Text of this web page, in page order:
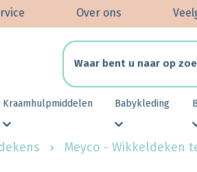
Over ons
Kraamhulpmiddelen Babykleding
Meyco - Wikkeldeken